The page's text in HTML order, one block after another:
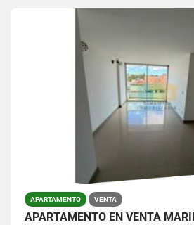
APARTAMENTO VENTA